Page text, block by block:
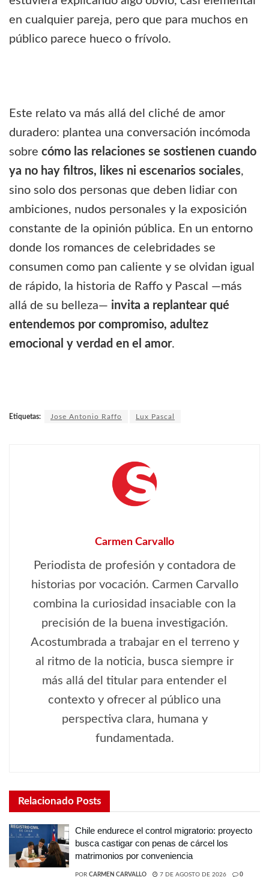
en cualquier pareja, pero que para muchos en
público parece hueco o frívolo.
Este relato va más allá del cliché de amor
duradero: plantea una conversación incómoda
sobre cómo las relaciones se sostienen cuando
ya no hay filtros, likes ni escenarios sociales,
sino solo dos personas que deben lidiar con
ambiciones, nudos personales y la exposición
constante de la opinión pública. En un entorno
donde los romances de celebridades se
consumen como pan caliente y se olvidan igual
de rápido, la historia de Raffo y Pascal —más
allá de su belleza— invita a replantear qué
entendemos por compromiso, adultez
emocional y verdad en el amor.
Etiquetas: Jose Antonio Raffo Lux Pascal
Carmen Carvallo
Periodista de profesión y contadora de
historias por vocación. Carmen Carvallo
combina la curiosidad insaciable con la
precisión de la buena investigación.
Acostumbrada a trabajar en el terreno y
al ritmo de la noticia, busca siempre ir
más allá del titular para entender el
contexto y ofrecer al público una
perspectiva clara, humana y
fundamentada.
Relacionado Posts
Chile endurece el control migratorio: proyecto
busca castigar con penas de cárcel los
matrimonios por conveniencia
POR CARMEN CARVALLO 7 DE AGOSTO DE 2026 0